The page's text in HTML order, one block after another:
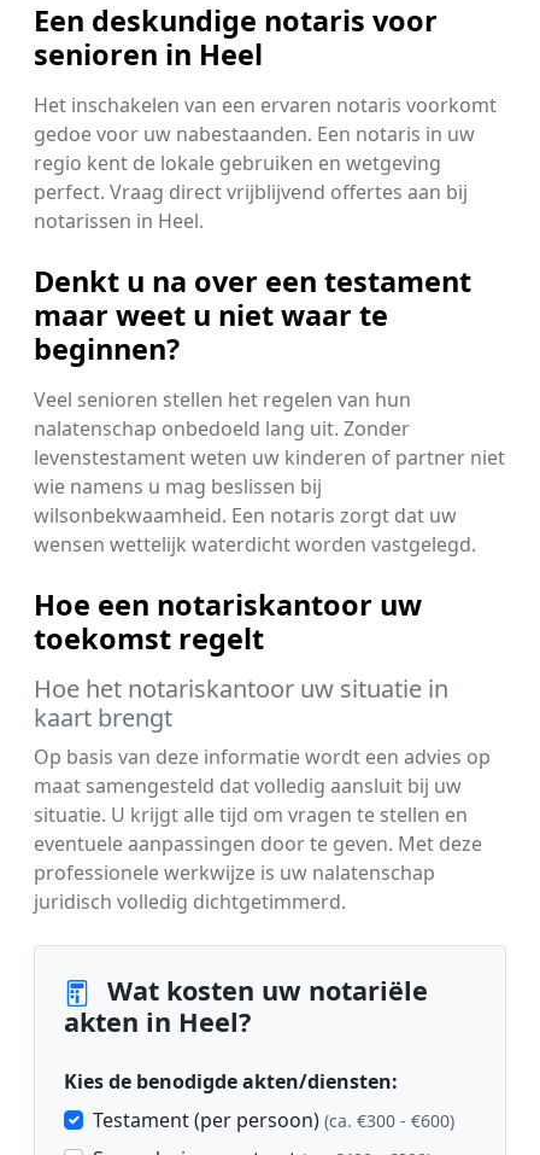
Een deskundige notaris voor
senioren in Heel
Het inschakelen van een ervaren notaris voorkomt
gedoe voor uw nabestaanden. Een notaris in uw
regio kent de lokale gebruiken en wetgeving
perfect. Vraag direct vrijblijvend offertes aan bij
notarissen in Heel.
Denkt u na over een testament
maar weet u niet waar te
beginnen?
Veel senioren stellen het regelen van hun
nalatenschap onbedoeld lang uit. Zonder
levenstestament weten uw kinderen of partner niet
wie namens u mag beslissen bij
wilsonbekwaamheid. Een notaris zorgt dat uw
wensen wettelijk waterdicht worden vastgelegd.
Hoe een notariskantoor uw
toekomst regelt
Hoe het notariskantoor uw situatie in
kaart brengt
Op basis van deze informatie wordt een advies op
maat samengesteld dat volledig aansluit bij uw
situatie. U krijgt alle tijd om vragen te stellen en
eventuele aanpassingen door te geven. Met deze
professionele werkwijze is uw nalatenschap
juridisch volledig dichtgetimmerd.
Wat kosten uw notariële
akten in Heel?
Kies de benodigde akten/diensten:
Testament (per persoon) (ca. €300 - €600)